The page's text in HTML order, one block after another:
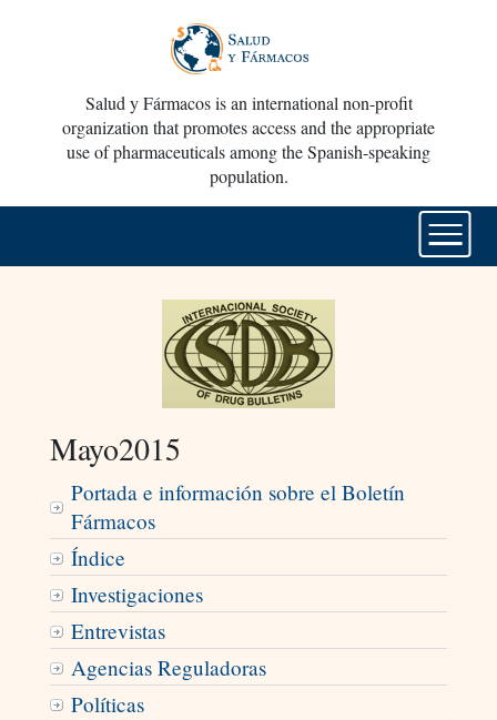
Salud y Fármacos is an international non-profit
organization that promotes access and the appropriate
use of pharmaceuticals among the Spanish-speaking
population.
Mayo2015
Portada e información sobre el Boletín
Fármacos
Índice
Investigaciones
Entrevistas
Agencias Reguladoras
Políticas